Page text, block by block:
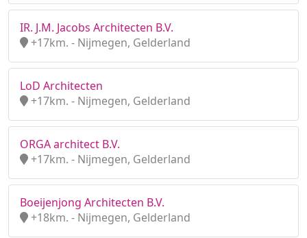
IR. J.M. Jacobs Architecten B.V.
+17km. - Nijmegen, Gelderland
LoD Architecten
+17km. - Nijmegen, Gelderland
ORGA architect B.V.
+17km. - Nijmegen, Gelderland
Boeijenjong Architecten B.V.
+18km. - Nijmegen, Gelderland